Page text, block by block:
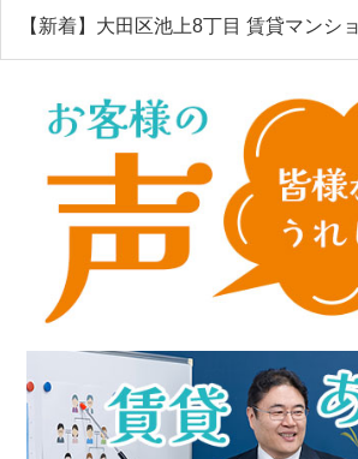
【新着】大田区池上8丁目 賃貸マンシ